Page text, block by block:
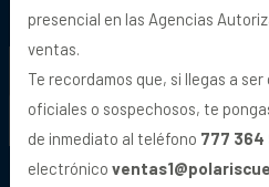
presencial en las Agencias
ventas.
Te recordamos que, si llegas a
oficiales o sospechosos, te
de inmediato al teléfono 777 364
electrónico